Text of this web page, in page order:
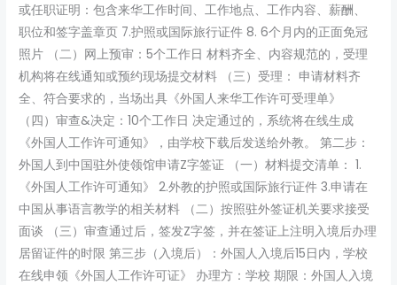
或任职证明：包含来华工作时间、工作地点、工作内容、薪酬、
职位和签字盖章页 7.护照或国际旅行证件 8. 6个月内的正面免冠
照片 （二）网上预审：5个工作日 材料齐全、内容规范的，受理
机构将在线通知或预约现场提交材料 （三）受理： 申请材料齐
全、符合要求的，当场出具《外国人来华工作许可受理单》
（四）审查&决定：10个工作日 决定通过的，系统将在线生成
《外国人工作许可通知》，由学校下载后发送给外教。 第二步：
外国人到中国驻外使领馆申请Z字签证 （一）材料提交清单： 1.
《外国人工作许可通知》 2.外教的护照或国际旅行证件 3.申请在
中国从事语言教学的相关材料 （二）按照驻外签证机关要求接受
面谈 （三）审查通过后，签发Z字签，并在签证上注明入境后办理
居留证件的时限 第三步（入境后）：外国人入境后15日内，学校
在线申领《外国人工作许可证》 办理方：学校 期限：外国人入境